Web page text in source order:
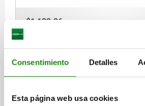
Consentimiento Detalles
Esta página web usa cookies
$1,132.36
04170